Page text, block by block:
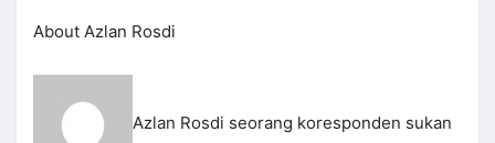
About Azlan Rosdi
Azlan Rosdi seorang koresponden sukan